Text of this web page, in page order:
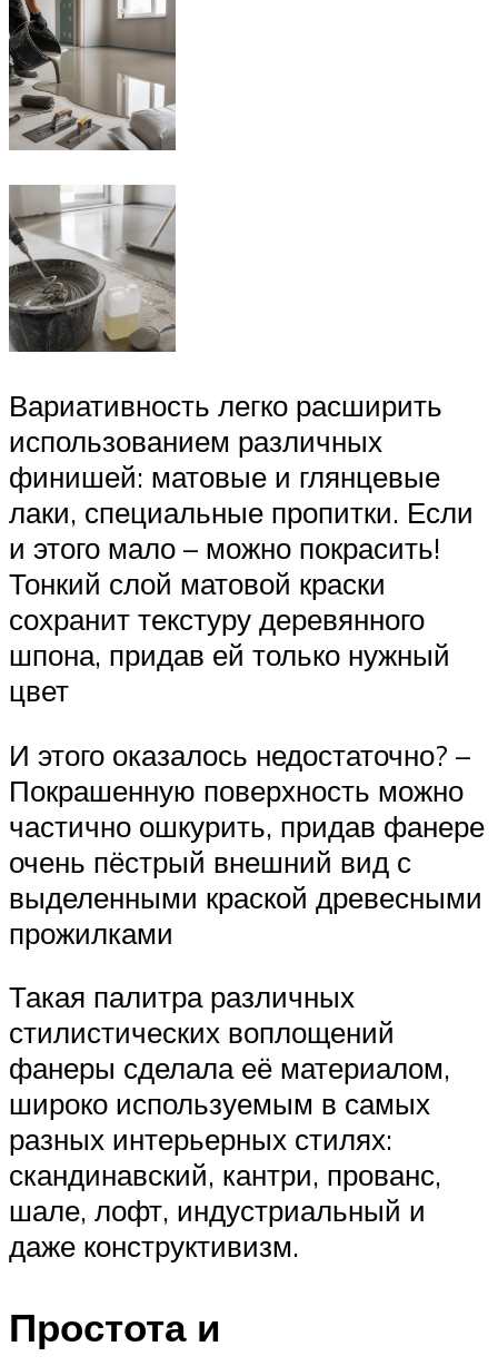
Вариативность легко расширить
использованием различных
финишей: матовые и глянцевые
лаки, специальные пропитки. Если
и этого мало – можно покрасить!
Тонкий слой матовой краски
сохранит текстуру деревянного
шпона, придав ей только нужный
цвет ️
И этого оказалось недостаточно? –
Покрашенную поверхность можно
частично ошкурить, придав фанере
очень пёстрый внешний вид с
выделенными краской древесными
прожилками ️
Такая палитра различных
стилистических воплощений
фанеры сделала её материалом,
широко используемым в самых
разных интерьерных стилях:
скандинавский, кантри, прованс,
шале, лофт, индустриальный и
даже конструктивизм.
Простота и